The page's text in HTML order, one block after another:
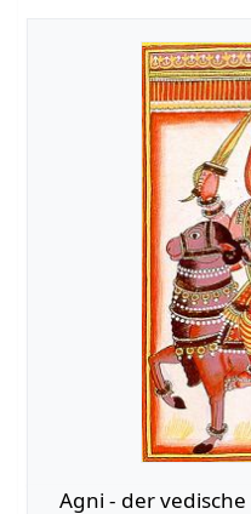
Agni - der vedische